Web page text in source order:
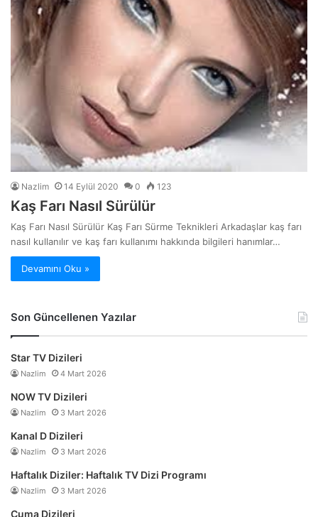
Nazlim 14 Eylül 2020 0 123
Kaş Farı Nasıl Sürülür
Kaş Farı Nasıl Sürülür Kaş Farı Sürme Teknikleri Arkadaşlar kaş farı
nasıl kullanılır ve kaş farı kullanımı hakkında bilgileri hanımlar…
Devamını Oku »
Son Güncellenen Yazılar
Star TV Dizileri
Nazlim 4 Mart 2026
NOW TV Dizileri
Nazlim 3 Mart 2026
Kanal D Dizileri
Nazlim 3 Mart 2026
Haftalık Diziler: Haftalık TV Dizi Programı
Nazlim 3 Mart 2026
Cuma Dizileri